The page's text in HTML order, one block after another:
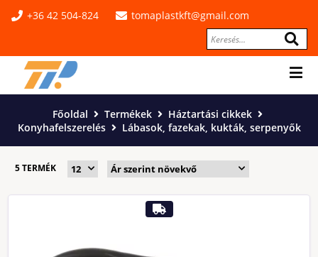
+36 42 504-824 tomaplastkft@gmail.com
Főoldal Termékek
Háztartási cikkek
Konyhafelszerelés
Lábasok, fazekak, kukták, serpenyők
5 TERMÉK